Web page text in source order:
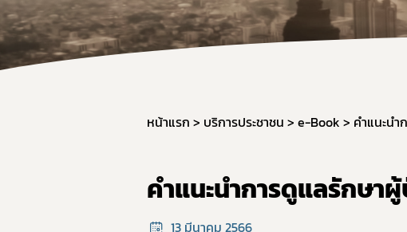
จองห้องประชุม
หน้าแรก บริการประชาชน e-Book คำแนะนำ
คำแนะนำการดูแลรักษา
13 มีนาคม 2566